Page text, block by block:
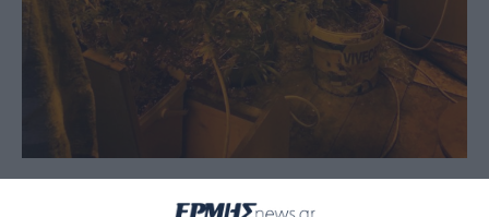
Στο πλαίσιο διερεύνησης πληροφοριών για